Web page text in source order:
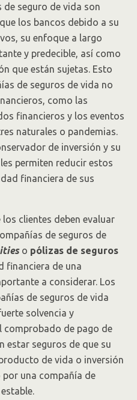
seguro de vida son
los bancos debido a su
su enfoque a largo
y predecible, así como
que están sujetas. Esto
de seguros de vida no
como las
financieros y los eventos
naturales o pandemias.
de inversión y su
permiten reducir estos
financiera de sus
clientes deben evaluar
de seguros de
o pólizas de seguros
financiera de una
a considerar. Los
de seguros de vida
solvencia y
comprobado de pago de
estar seguros de que su
de vida o inversión
una compañía de